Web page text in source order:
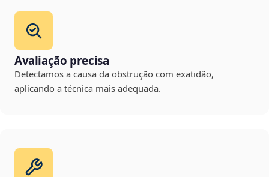
Avaliação precisa
Detectamos a causa da obstrução com exatidão,
aplicando a técnica mais adequada.